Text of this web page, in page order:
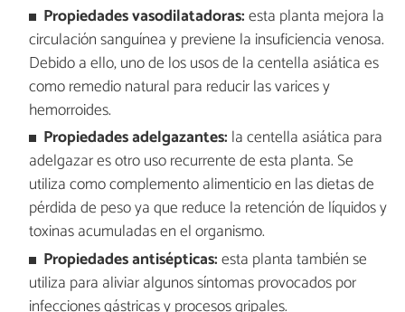
Propiedades vasodilatadoras:esta planta mejora la
circulación sanguínea y previene la insuficiencia venosa.
Debido a ello, uno de los usos de la centella asiática es
como remedio natural para reducir las varices y
hemorroides.
Propiedades adelgazantes: la centella asiática para
adelgazar es otro uso recurrente de esta planta. Se
utiliza como complemento alimenticio en las dietas de
pérdida de peso ya que reduce la retención de líquidos y
toxinas acumuladas en el organismo.
Propiedades antisépticas:esta planta también se
utiliza para aliviar algunos síntomas provocados por
infecciones gástricas y procesos gripales.